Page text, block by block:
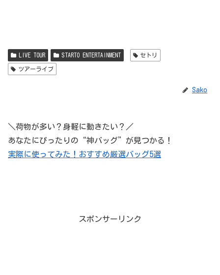
LIVE TOUR STARTO ENTERTAINMENT セトリ
ツアーライブ
Sako
＼荷物が多い？身軽に動きたい？／
あなたにぴったりの“神バッグ”が見つかる！
実際に使ってみた！おすすめ厳選バッグ5選
スポンサーリンク